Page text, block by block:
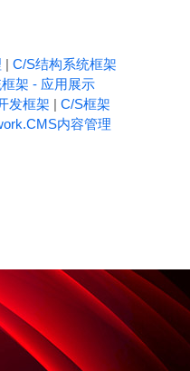
| C/S结构系统框架
架 - 应用展示
发框架 | C/S框架
内容管理